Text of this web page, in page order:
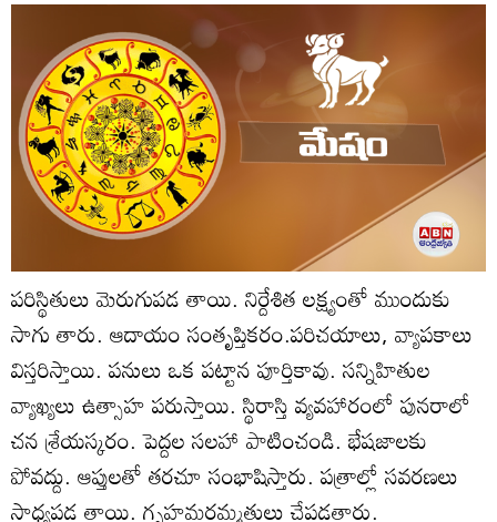
పరిస్థితులు మెరుగుపడ తాయి. నిర్దేశిత లక్ష్యంతో ముందుకు
సాగు తారు. ఆదాయం సంతృప్తికరం.పరిచయాలు, వ్యాపకాలు
విస్తరిస్తాయి. పనులు ఒక పట్టాన పూర్తికావు. సన్నిహితుల
వ్యాఖ్యలు ఉత్సాహ పరుస్తాయి. స్థిరాస్తి వ్యవహారంలో పునరాలో
చన శ్రేయస్కరం. పెద్దల సలహా పాటించండి. భేషజాలకు
పోవద్దు. ఆప్తులతో తరచూ సంభాషిస్తారు. పత్రాల్లో సవరణలు
సాధ్యపడ తాయి. గృహమరమ్మతులు చేపడతారు.